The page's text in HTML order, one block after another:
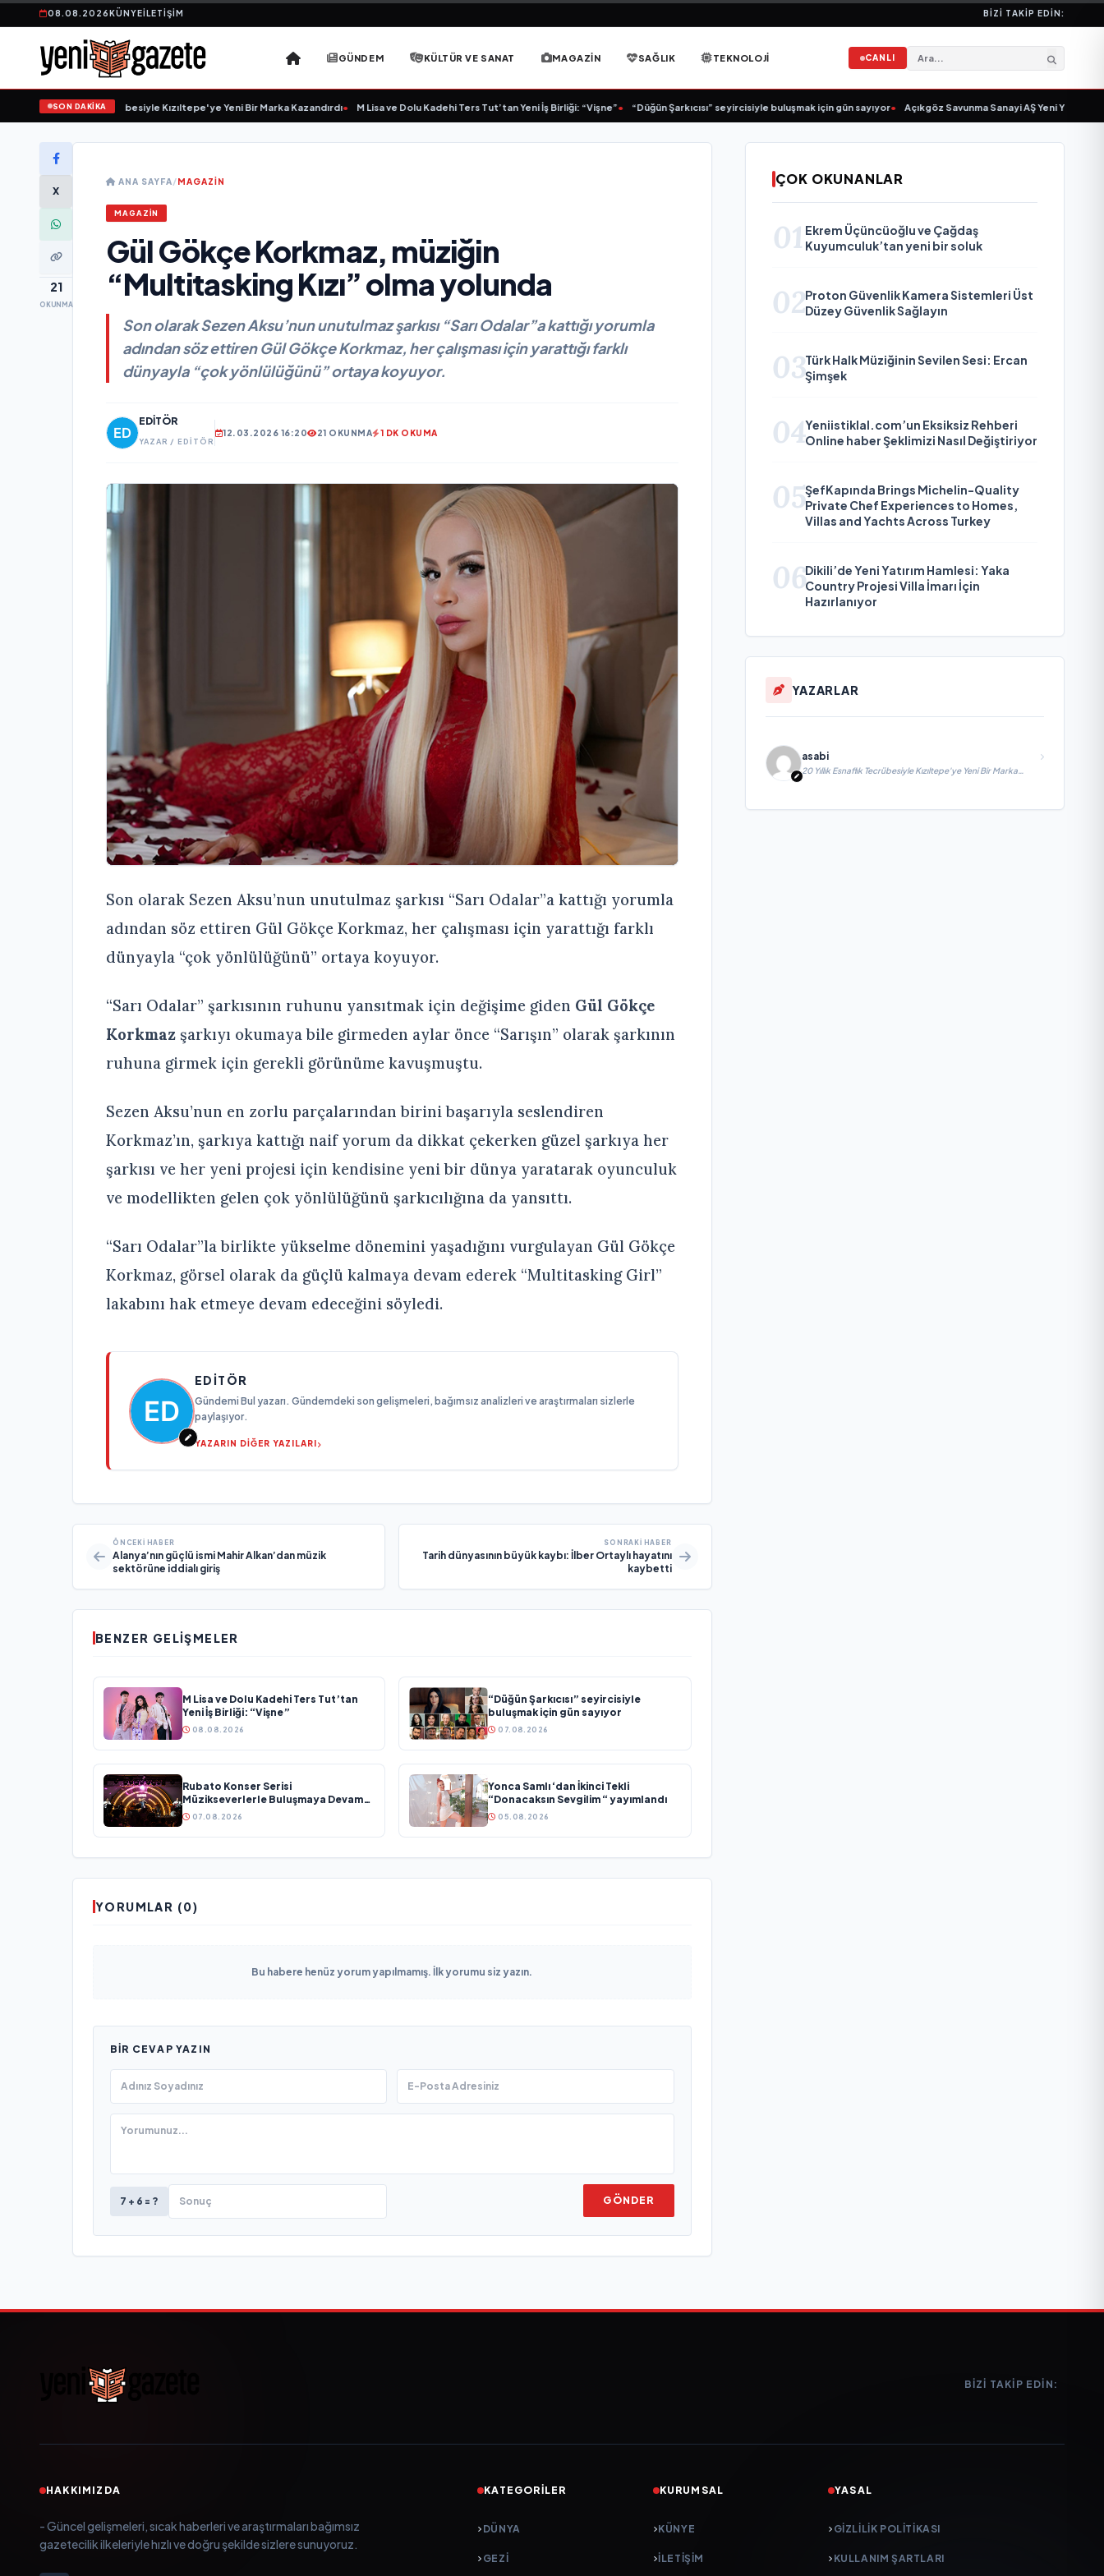
08.08.2026KÜNYEİLETIŞIM BIZI TAKIP EDIN:
GÜNDEM KÜLTÜR VE SANAT MAGAZIN SAĞLIK TEKNOLOJI CANLI
SON DAKİKA
20 Yıllık Esnaflık Tecrübesiyle Kızıltepe'ye Yeni Bir Marka Kazandırdı• M Lisa ve Dolu Kadehi Ters Tut’tan Yeni İş Birliği: “Vişne”• “Düğün Şarkıcısı” seyircisiyle buluşmak için gün sayıyor• Açıkgöz Savunma Sanayi AŞ Yeni Yönetim
X
21
OKUNMA
ANA SAYFA/MAGAZIN
MAGAZIN
Gül Gökçe Korkmaz, müziğin
“Multitasking Kızı” olma yolunda
Son olarak Sezen Aksu’nun unutulmaz şarkısı “Sarı Odalar”a kattığı yorumla
adından söz ettiren Gül Gökçe Korkmaz, her çalışması için yarattığı farklı
dünyayla “çok yönlülüğünü” ortaya koyuyor.
EDITÖR
YAZAR / EDITÖR
12.03.2026 16:20 21 OKUNMA 1 DK OKUMA
Son olarak Sezen Aksu’nun unutulmaz şarkısı “Sarı Odalar”a kattığı yorumla
adından söz ettiren Gül Gökçe Korkmaz, her çalışması için yarattığı farklı
dünyayla “çok yönlülüğünü” ortaya koyuyor.
“Sarı Odalar” şarkısının ruhunu yansıtmak için değişime giden Gül Gökçe
Korkmaz şarkıyı okumaya bile girmeden aylar önce “Sarışın” olarak şarkının
ruhuna girmek için gerekli görünüme kavuşmuştu.
Sezen Aksu’nun en zorlu parçalarından birini başarıyla seslendiren
Korkmaz’ın, şarkıya kattığı naif yorum da dikkat çekerken güzel şarkıya her
şarkısı ve her yeni projesi için kendisine yeni bir dünya yaratarak oyunculuk
ve modellikten gelen çok yönlülüğünü şarkıcılığına da yansıttı.
“Sarı Odalar”la birlikte yükselme dönemini yaşadığını vurgulayan Gül Gökçe
Korkmaz, görsel olarak da güçlü kalmaya devam ederek “Multitasking Girl”
lakabını hak etmeye devam edeceğini söyledi.
EDITÖR
Gündemi Bul yazarı. Gündemdeki son gelişmeleri, bağımsız analizleri ve araştırmaları sizlerle
paylaşıyor.
YAZARIN DİĞER YAZILARI
ÖNCEKI HABER
Alanya’nın güçlü ismi Mahir Alkan’dan müzik
sektörüne iddialı giriş
SONRAKI HABER
Tarih dünyasının büyük kaybı: İlber Ortaylı hayatını
kaybetti
BENZER GELIŞMELER
M Lisa ve Dolu Kadehi Ters Tut’tan
Yeni İş Birliği: “Vişne”
08.08.2026
“Düğün Şarkıcısı” seyircisiyle
buluşmak için gün sayıyor
07.08.2026
Rubato Konser Serisi
Müzikseverlerle Buluşmaya Devam
Ediyor
07.08.2026
Yonca Samlı ‘dan İkinci Tekli
“Donacaksın Sevgilim “ yayımlandı
05.08.2026
YORUMLAR (0)
Bu habere henüz yorum yapılmamış. İlk yorumu siz yazın.
BIR CEVAP YAZIN
7 + 6 = ? GÖNDER
ÇOK OKUNANLAR
01 Ekrem Üçüncüoğlu ve Çağdaş
Kuyumculuk’tan yeni bir soluk
02Proton Güvenlik Kamera Sistemleri Üst
Düzey Güvenlik Sağlayın
03Türk Halk Müziğinin Sevilen Sesi: Ercan
Şimşek
04Yeniistiklal.com’un Eksiksiz Rehberi
Online haber Şeklimizi Nasıl Değiştiriyor
05ŞefKapında Brings Michelin-Quality
Private Chef Experiences to Homes,
Villas and Yachts Across Turkey
06Dikili’de Yeni Yatırım Hamlesi: Yaka
Country Projesi Villa İmarı İçin
Hazırlanıyor
YAZARLAR
asabi
20 Yıllık Esnaflık Tecrübesiyle Kızıltepe'ye Yeni Bir Marka
Kazandırdı
BIZI TAKIP EDIN:
HAKKIMIZDA
- Güncel gelişmeleri, sıcak haberleri ve araştırmaları bağımsız
gazetecilik ilkeleriyle hızlı ve doğru şekilde sizlere sunuyoruz.
KATEGORILER
DÜNYA
GEZI
KURUMSAL
KÜNYE
İLETIŞIM
YASAL
GIZLILIK POLITIKASI
KULLANIM ŞARTLARI